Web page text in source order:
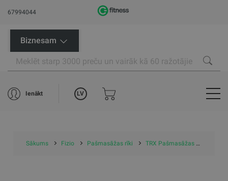
67994044
Biznesam
Ienākt LV
Sākums Fizio Pašmasāžas rīki TRX Pašmasāžas rullis